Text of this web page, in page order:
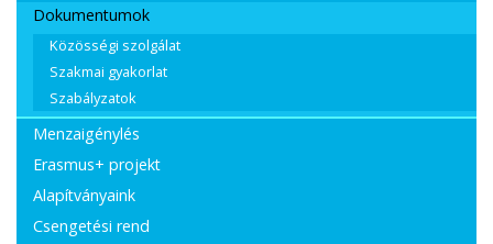
Dokumentumok
Közösségi szolgálat
Szakmai gyakorlat
Szabályzatok
Menzaigénylés
Erasmus+ projekt
Alapítványaink
Csengetési rend